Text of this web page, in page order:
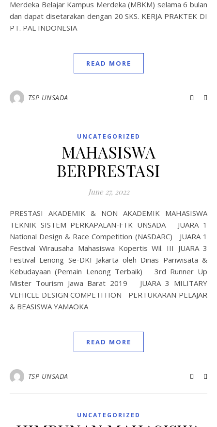
Merdeka Belajar Kampus Merdeka (MBKM) selama 6 bulan
dan dapat disetarakan dengan 20 SKS. KERJA PRAKTEK DI
PT. PAL INDONESIA
READ MORE
TSP UNSADA
UNCATEGORIZED
MAHASISWA
BERPRESTASI
June 27, 2022
PRESTASI AKADEMIK & NON AKADEMIK MAHASISWA
TEKNIK SISTEM PERKAPALAN-FTK UNSADA JUARA 1
National Design & Race Competition (NASDARC) JUARA 1
Festival Wirausaha Mahasiswa Kopertis Wil. III JUARA 3
Festival Lenong Se-DKI Jakarta oleh Dinas Pariwisata &
Kebudayaan (Pemain Lenong Terbaik) 3rd Runner Up
Mister Tourism Jawa Barat 2019 JUARA 3 MILITARY
VEHICLE DESIGN COMPETITION PERTUKARAN PELAJAR
& BEASISWA YAMAOKA
READ MORE
TSP UNSADA
UNCATEGORIZED